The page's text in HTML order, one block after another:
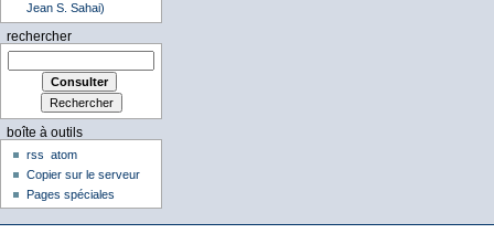
Jean S. Sahai)
rechercher
boîte à outils
rss
atom
Copier sur le serveur
Pages spéciales